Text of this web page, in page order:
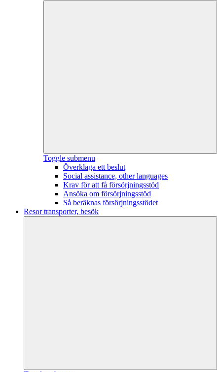
Toggle submenu
Överklaga ett beslut
Social assistance, other languages
Krav för att få försörjningsstöd
Ansöka om försörjningsstöd
Så beräknas försörjningsstödet
Resor transporter, besök